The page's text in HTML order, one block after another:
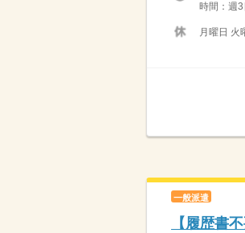
時間：週
月曜日 火
一般派遣
【履歴書